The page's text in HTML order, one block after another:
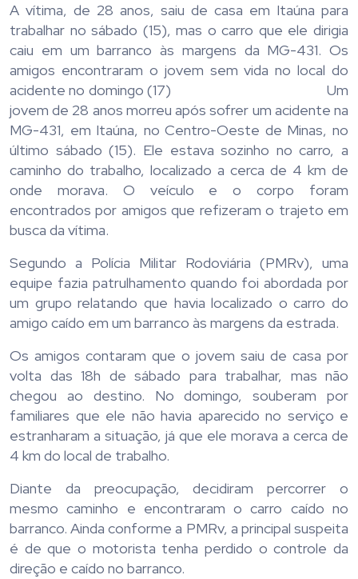
A vítima, de 28 anos, saiu de casa em Itaúna para
trabalhar no sábado (15), mas o carro que ele dirigia
caiu em um barranco às margens da MG-431. Os
amigos encontraram o jovem sem vida no local do
acidente no domingo (17) Um
jovem de 28 anos morreu após sofrer um acidente na
MG-431, em Itaúna, no Centro-Oeste de Minas, no
último sábado (15). Ele estava sozinho no carro, a
caminho do trabalho, localizado a cerca de 4 km de
onde morava. O veículo e o corpo foram
encontrados por amigos que refizeram o trajeto em
busca da vítima.
Segundo a Polícia Militar Rodoviária (PMRv), uma
equipe fazia patrulhamento quando foi abordada por
um grupo relatando que havia localizado o carro do
amigo caído em um barranco às margens da estrada.
Os amigos contaram que o jovem saiu de casa por
volta das 18h de sábado para trabalhar, mas não
chegou ao destino. No domingo, souberam por
familiares que ele não havia aparecido no serviço e
estranharam a situação, já que ele morava a cerca de
4 km do local de trabalho.
Diante da preocupação, decidiram percorrer o
mesmo caminho e encontraram o carro caído no
barranco. Ainda conforme a PMRv, a principal suspeita
é de que o motorista tenha perdido o controle da
direção e caído no barranco.